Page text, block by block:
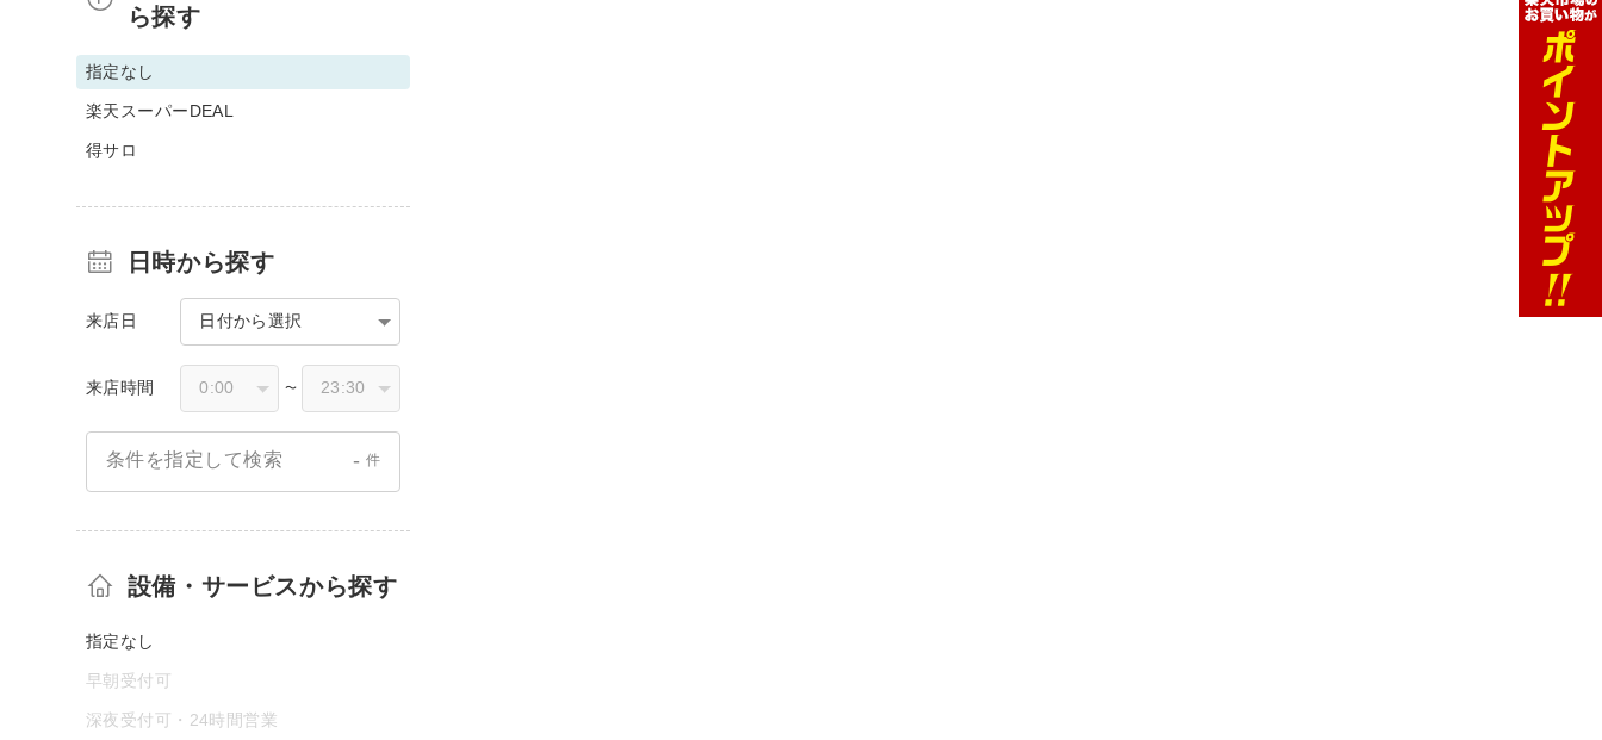
ら探す
指定なし
楽天スーパーDEAL
得サロ
日時から探す
来店日 日付から選択
来店時間 〜
条件を指定して検索 - 件
設備・サービスから探す
指定なし
早朝受付可
深夜受付可・24時間営業